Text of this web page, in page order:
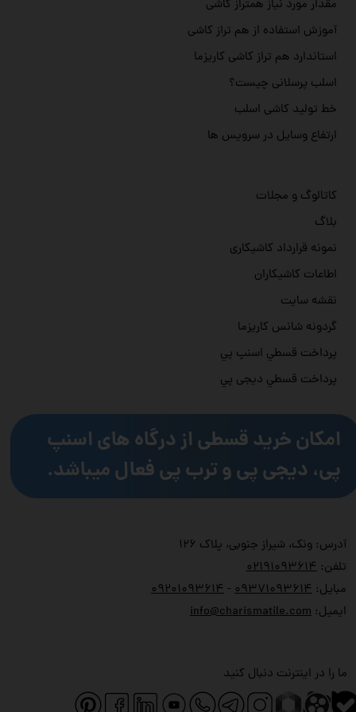
ما را در اینترنت دنبال کنید
آدرس: ونک، شیراز جنوبی، پلاک ۱۲۶
تلفن:
۰۲۱۹۱۰۹۳۶۱۴
مبایل:
۰۹۳۷۱۰۹۳۶۱۴ - ۰۹۲۰۱۰۹۳۶۱۴
ایمیل:info@charismatile.com
کاتالوگ و مجلات
بلاگ
نمونه قرارداد کاشیکاری
اطاعات کاشیکاران
نقشه سایت
گردونه شانس کاریزما
پرداخت قسطي اسنپ پي
پرداخت قسطي دیجی پي
مقدار مورد نیاز همتراز کاشی
آموزش استفاده از هم تراز کاشی
استاندارد هم تراز کاشی کاریزما
اسلب پرسلانی چیست؟
خط تولید کاشی اسلب
ارتفاع وسایل در سرویس ها
امکان خرید قسطی از درگاه های اسنپ
پی، دیجی پی و ترب پی فعال میباشد.